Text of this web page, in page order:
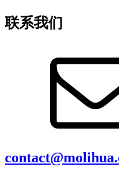
联系我们